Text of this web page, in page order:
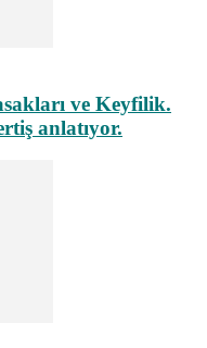
ve Keyfilik.
anlatıyor.